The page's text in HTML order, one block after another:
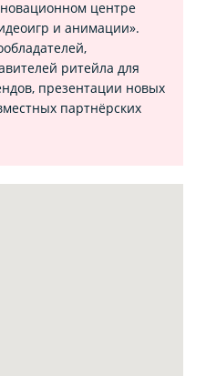
центре
и анимации».
ритейла для
презентации новых
партнёрских